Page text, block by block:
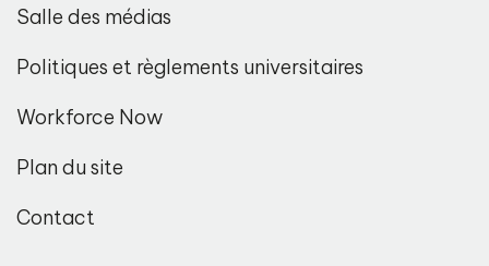
Salle des médias
Politiques et règlements universitaires
Workforce Now
Plan du site
Contact